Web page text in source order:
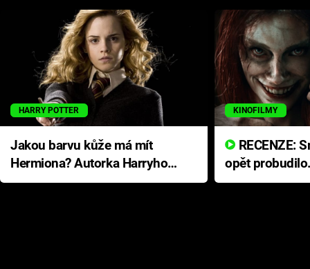
HARRY POTTER
Jakou barvu kůže má mít
Hermiona? Autorka Harryho
Pottera přišla s ráznou
KINOFILMY
opět
přichází s